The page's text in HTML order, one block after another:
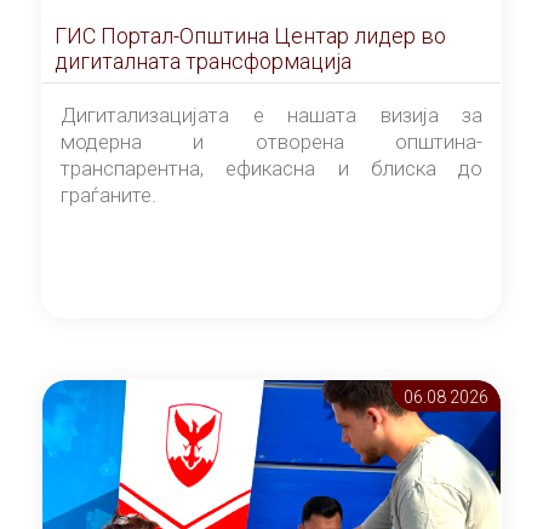
ГИС Портал-Општина Центар лидер во
дигиталната трансформација
Дигитализацијата е нашата визија за
модерна и отворена општина-
транспарентна, ефикасна и блиска до
граѓаните.
06.08 2026